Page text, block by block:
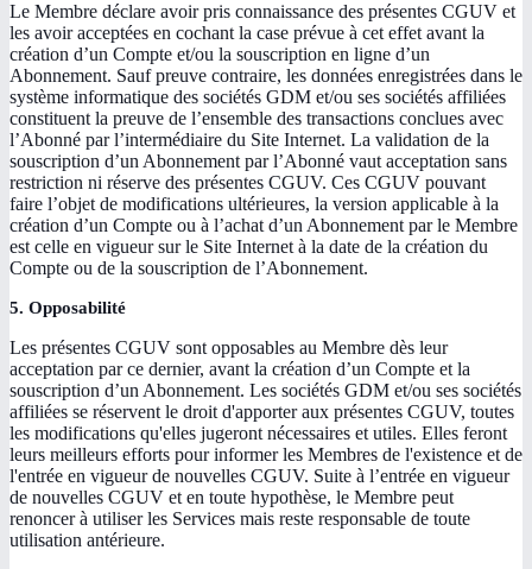
Le Membre déclare avoir pris connaissance des présentes CGUV et
les avoir acceptées en cochant la case prévue à cet effet avant la
création d’un Compte et/ou la souscription en ligne d’un
Abonnement. Sauf preuve contraire, les données enregistrées dans le
système informatique des sociétés GDM et/ou ses sociétés affiliées
constituent la preuve de l’ensemble des transactions conclues avec
l’Abonné par l’intermédiaire du Site Internet. La validation de la
souscription d’un Abonnement par l’Abonné vaut acceptation sans
restriction ni réserve des présentes CGUV. Ces CGUV pouvant
faire l’objet de modifications ultérieures, la version applicable à la
création d’un Compte ou à l’achat d’un Abonnement par le Membre
est celle en vigueur sur le Site Internet à la date de la création du
Compte ou de la souscription de l’Abonnement.
5. Opposabilité
Les présentes CGUV sont opposables au Membre dès leur
acceptation par ce dernier, avant la création d’un Compte et la
souscription d’un Abonnement. Les sociétés GDM et/ou ses sociétés
affiliées se réservent le droit d'apporter aux présentes CGUV, toutes
les modifications qu'elles jugeront nécessaires et utiles. Elles feront
leurs meilleurs efforts pour informer les Membres de l'existence et de
l'entrée en vigueur de nouvelles CGUV. Suite à l’entrée en vigueur
de nouvelles CGUV et en toute hypothèse, le Membre peut
renoncer à utiliser les Services mais reste responsable de toute
utilisation antérieure.